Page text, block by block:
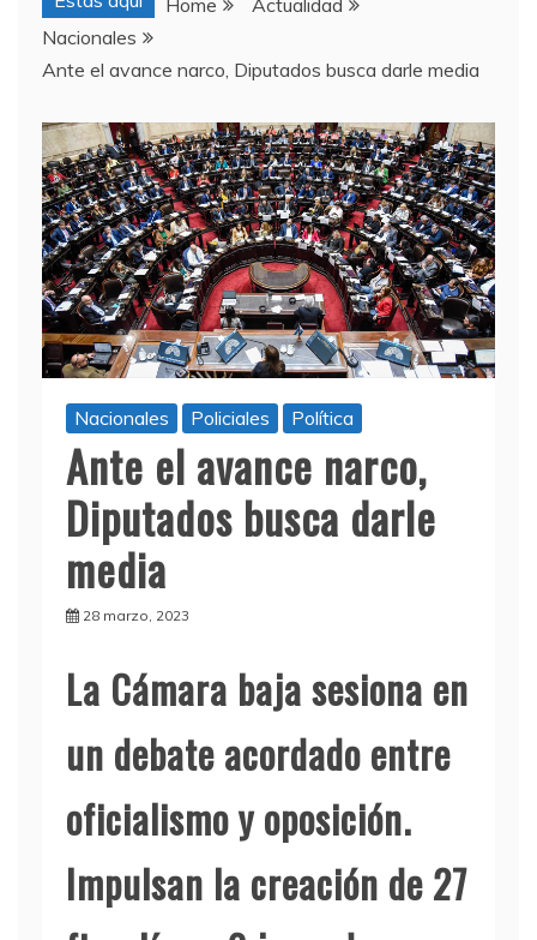
Home
Actualidad
Nacionales
Ante el avance narco, Diputados busca darle media
Nacionales Policiales Política
Ante el avance narco,
Diputados busca darle
media
28 marzo, 2023
La Cámara baja sesiona en
un debate acordado entre
oficialismo y oposición.
Impulsan la creación de 27